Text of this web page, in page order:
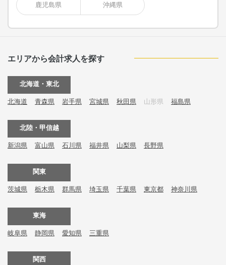
鹿児島県 沖縄県
エリアから会計求人を探す
北海道・東北
北海道 青森県 岩手県 宮城県 秋田県 山形県 福島県
北陸・甲信越
新潟県 富山県 石川県 福井県 山梨県 長野県
関東
茨城県 栃木県 群馬県 埼玉県 千葉県 東京都 神奈川県
東海
岐阜県 静岡県 愛知県 三重県
関西